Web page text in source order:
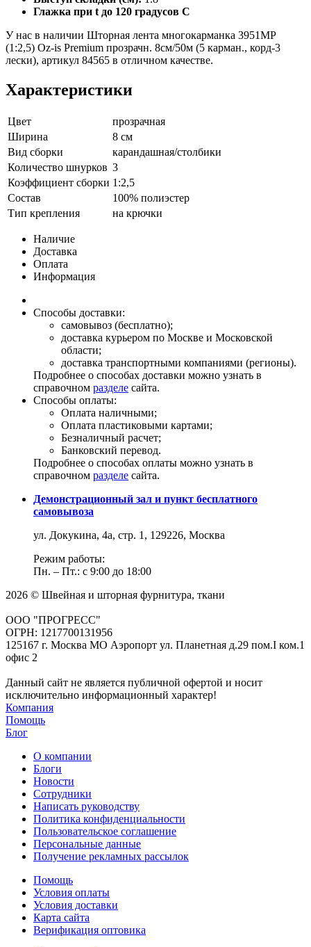
Глажка при t до 120 градусов С
У нас в наличии Шторная лента многокарманка 3951MP
(1:2,5) Oz-is Premium прозрачн. 8см/50м (5 карман., корд-3
лески), артикул 84565 в отличном качестве.
Характеристики
Цвет
прозрачная
Ширина
8 см
Вид сборки
карандашная/столбики
Количество шнурков 3
Коэффициент сборки 1:2,5
Состав
100% полиэстер
Тип крепления
на крючки
Наличие
Доставка
Оплата
Информация
Способы доставки:
самовывоз (бесплатно);
доставка курьером по Москве и Московской
области;
доставка транспортными компаниями (регионы).
Подробнее о способах доставки можно узнать в
справочном разделе сайта.
Способы оплаты:
Оплата наличными;
Оплата пластиковыми картами;
Безналичный расчет;
Банковский перевод.
Подробнее о способах оплаты можно узнать в
справочном разделе сайта.
Демонстрационный зал и пункт бесплатного
самовывоза
ул. Докукина, 4а, стр. 1, 129226, Москва
Режим работы:
Пн. – Пт.: с 9:00 до 18:00
2026 © Швейная и шторная фурнитура, ткани
ООО "ПРОГРЕСС"
ОГРН: 1217700131956
125167 г. Москва МО Аэропорт ул. Планетная д.29 пом.I ком.1
офис 2
Данный сайт не является публичной офертой и носит
исключительно информационный характер!
Компания
Помощь
Блог
О компании
Блоги
Новости
Сотрудники
Написать руководству
Политика конфиденциальности
Пользовательское соглашение
Персональные данные
Получение рекламных рассылок
Помощь
Условия оплаты
Условия доставки
Карта сайта
Верификация оптовика